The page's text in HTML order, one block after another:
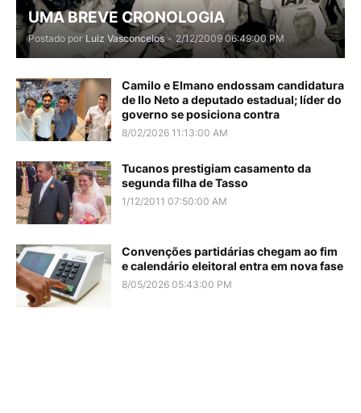
UMA BREVE CRONOLOGIA
Postado por Luiz Vasconcelos - 2/12/2009 06:49:00 PM
Camilo e Elmano endossam candidatura
de Ilo Neto a deputado estadual; líder do
governo se posiciona contra
8/02/2026 11:13:00 AM
Tucanos prestigiam casamento da
segunda filha de Tasso
1/12/2011 07:50:00 AM
Convenções partidárias chegam ao fim
e calendário eleitoral entra em nova fase
8/05/2026 05:43:00 PM